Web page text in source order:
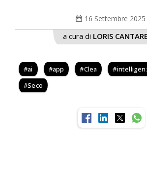
calendar_month 16 Settembre 2025
a cura di LORIS
ai app Clea
Seco